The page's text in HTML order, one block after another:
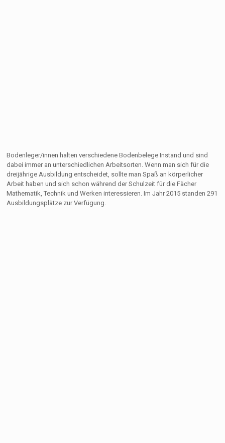
Bodenleger/innen halten verschiedene Bodenbelege Instand und sind
dabei immer an unterschiedlichen Arbeitsorten. Wenn man sich für die
dreijährige Ausbildung entscheidet, sollte man Spaß an körperlicher
Arbeit haben und sich schon während der Schulzeit für die Fächer
Mathematik, Technik und Werken interessieren. Im Jahr 2015 standen 291
Ausbildungsplätze zur Verfügung.